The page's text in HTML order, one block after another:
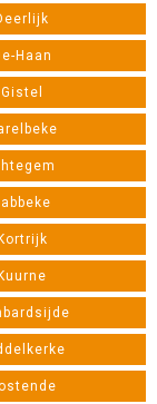
Haan